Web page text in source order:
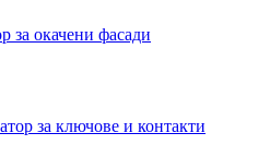
за окачени фасади
за ключове и контакти